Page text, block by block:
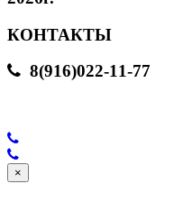
КОНТАКТЫ
8(916)022-11-77
×